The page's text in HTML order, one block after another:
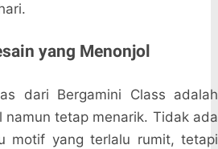
yang Menonjol
dari Bergamini Class adalah
namun tetap menarik. Tidak ada
motif yang terlalu rumit, tetapi